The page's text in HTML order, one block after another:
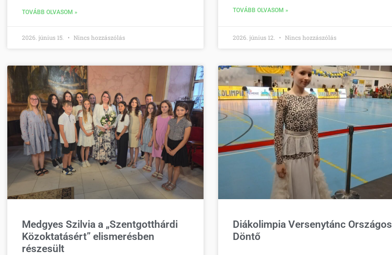
TOVÁBB OLVASOM »
2026. június 15. Nincs hozzászólás
TOVÁBB OLVASOM »
2026. június 12. Nincs hozzászólás
Medgyes Szilvia a „Szentgotthárdi
Közoktatásért” elismerésben
részesült
Diákolimpia Versenytánc Országos
Döntő